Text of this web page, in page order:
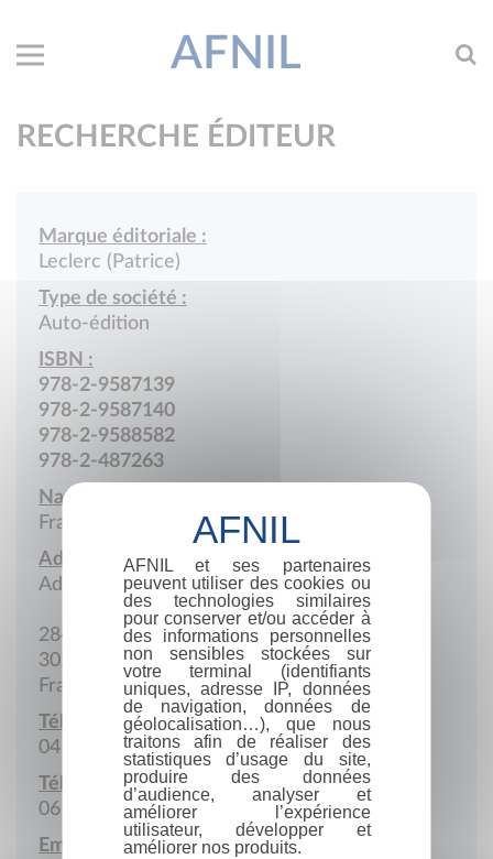
AFNIL
RECHERCHE ÉDITEUR
Marque éditoriale :
Leclerc (Patrice)
Type de société :
Auto-édition
ISBN :
978-2-9587139
978-2-9587140
978-2-9588582
978-2-487263
Nationalité :
France
Adresse :
Adresse postale
284 Rue de la Yole
30240 Le Grau-du-Roi
France
Téléphone :
04 66 53 20 69
Téléphone portable :
06 19 79 43 57
Email :
AFNIL et ses partenaires
peuvent utiliser des cookies ou
des technologies similaires
pour conserver et/ou accéder à
des informations personnelles
non sensibles stockées sur
votre terminal (identifiants
uniques, adresse IP, données
de navigation, données de
géolocalisation…), que nous
traitons afin de réaliser des
statistiques d’usage du site,
produire des données
d’audience, analyser et
améliorer l’expérience
utilisateur, développer et
améliorer nos produits.